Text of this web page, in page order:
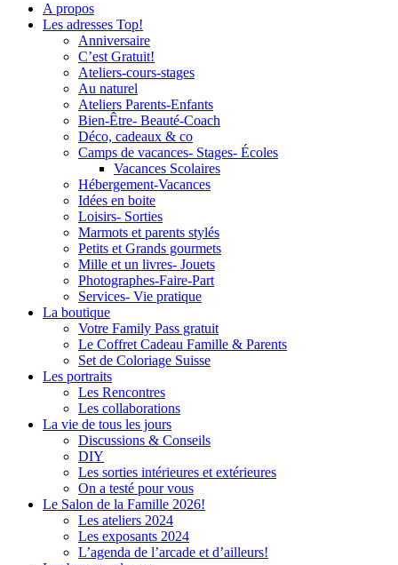
A propos
Les adresses Top!
Anniversaire
C’est Gratuit!
Ateliers-cours-stages
Au naturel
Ateliers Parents-Enfants
Bien-Être- Beauté-Coach
Déco, cadeaux & co
Camps de vacances- Stages- Écoles
Vacances Scolaires
Hébergement-Vacances
Idées en boite
Loisirs- Sorties
Marmots et parents stylés
Petits et Grands gourmets
Mille et un livres- Jouets
Photographes-Faire-Part
Services- Vie pratique
La boutique
Votre Family Pass gratuit
Le Coffret Cadeau Famille & Parents
Set de Coloriage Suisse
Les portraits
Les Rencontres
Les collaborations
La vie de tous les jours
Discussions & Conseils
DIY
Les sorties intérieures et extérieures
On a testé pour vous
Le Salon de la Famille 2026!
Les ateliers 2024
Les exposants 2024
L’agenda de l’arcade et d’ailleurs!